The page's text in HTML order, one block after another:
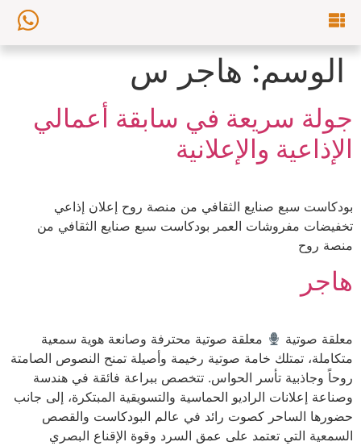
الوسم: هاجر س
جولة سريعة في سابقة أعمالي
الإذاعية والإعلانية
بودكاست سبع صنايع الثقافي من منصة روح إعلان إذاعي
تخفيضات مفروشات العمر بودكاست سبع صنايع الثقافي من
منصة روح
هاجر
معلقة صوتية
معلقة صوتية محترفة وصانعة هوية سمعية
متكاملة، تمتلك خامة صوتية رخيمة وأصيلة تمنح النصوص الصامتة
روحاً وجاذبية تأسر الحواس. تتخصص ببراعة فائقة في هندسة
وصناعة إعلانات الراديو الحماسية والتسويقية المبتكرة، إلى جانب
حضورها الساحر كصوت رائد في عالم البودكاست والقصص
السمعية التي تعتمد على عمق السرد وقوة الإقناع البصري